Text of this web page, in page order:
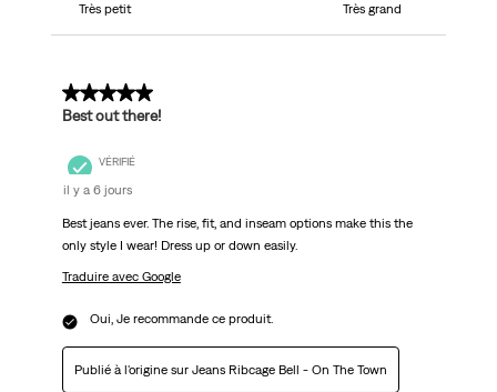
Très petit
Très grand
5 sur 5 étoiles.
Best out there!
VÉRIFIÉ
il y a 6 jours
Best jeans ever. The rise, fit, and inseam options make this the
only style I wear! Dress up or down easily.
Traduire avec Google
Oui, Je recommande ce produit.
Publié à l'origine sur Jeans Ribcage Bell - On The Town